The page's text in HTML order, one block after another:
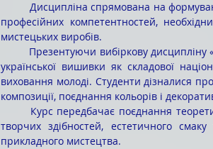
професійних компетентностей,
мистецьких виробів.
української вишивки як складової
виховання молоді. Студенти дізналися
композиції, поєднання кольорів і
творчих здібностей, естетичного
прикладного мистецтва.